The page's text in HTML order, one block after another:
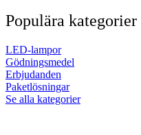
Populära kategorier
LED-lampor
Gödningsmedel
Erbjudanden
Paketlösningar
Se alla kategorier